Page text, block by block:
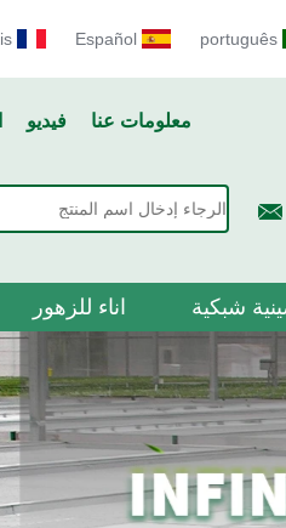
português
Español
معلومات عنا فيديو
شبكية اناء للزهور